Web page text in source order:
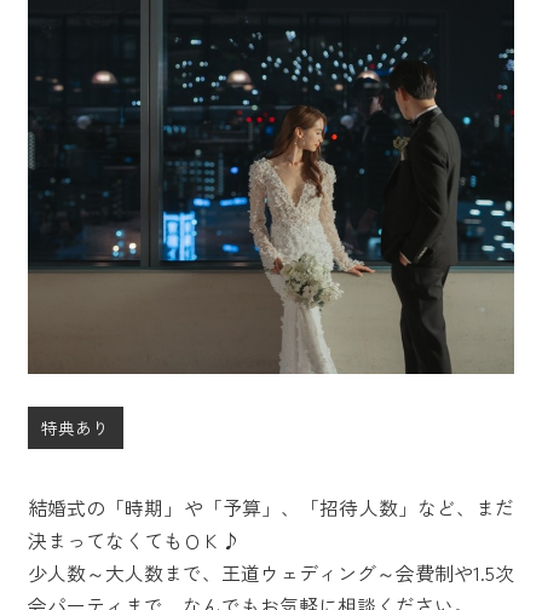
特典あり
結婚式の「時期」や「予算」、「招待人数」など、まだ
決まってなくてもＯＫ♪
少人数～大人数まで、王道ウェディング～会費制や1.5次